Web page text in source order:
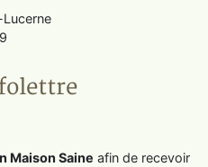
Maison Saine afin de recevoir